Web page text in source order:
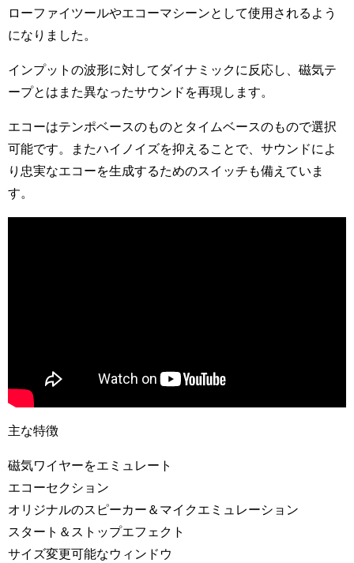
ローファイツールやエコーマシーンとして使用されるよう
になりました。
インプットの波形に対してダイナミックに反応し、磁気テ
ープとはまた異なったサウンドを再現します。
エコーはテンポベースのものとタイムベースのもので選択
可能です。またハイノイズを抑えることで、サウンドによ
り忠実なエコーを生成するためのスイッチも備えていま
す。
主な特徴
磁気ワイヤーをエミュレート
エコーセクション
オリジナルのスピーカー＆マイクエミュレーション
スタート＆ストップエフェクト
サイズ変更可能なウィンドウ